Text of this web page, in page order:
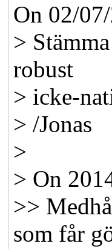
On 02/
>
robust
> icke-
> /Jonas
>
> On
>>
som får